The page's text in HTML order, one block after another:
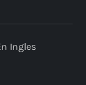
Ingles